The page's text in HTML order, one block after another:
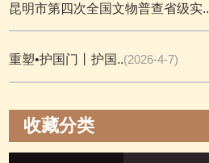
昆明市第四次全国文物普查省级实..
重塑•护国门丨护国..(2026-4-7)
收藏分类